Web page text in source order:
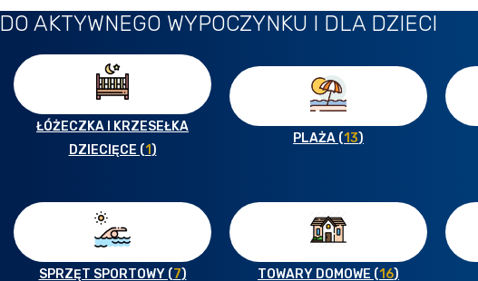
DO AKTYWNEGO WYPOCZYNKU I DLA DZIECI
ŁÓŻECZKA I KRZESEŁKA
DZIECIĘCE (1)
PLAŻA (13)
SPRZĘT SPORTOWY (7) TOWARY DOMOWE (16)